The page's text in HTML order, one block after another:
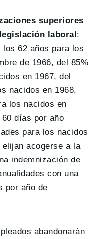
superiores
laboral:
los 62 años para los
de 1966, del 85%
en 1967, del
nacidos en 1968,
los nacidos en
días por año
para los nacidos
elijan acogerse a la
indemnización de
con una
por año de
abandonarán